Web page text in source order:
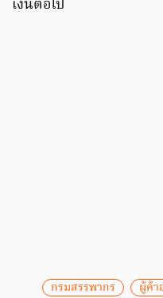
เงินต่อไป
กรมสรรพากร ผู้ค้า